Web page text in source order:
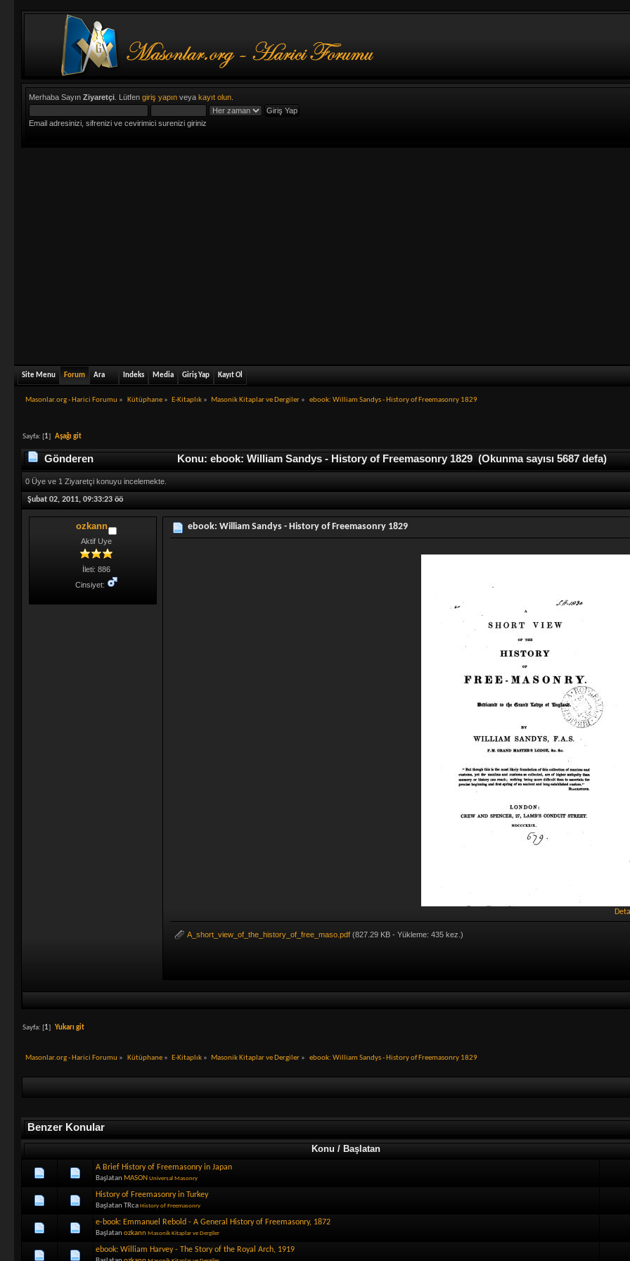
Merhaba SayınZiyaretçi . Lütfengiriş yapın veyakayıt olun
Email adresinizi, sifrenizi ve cevirimici surenizi giriniz
Site Menu Forum Ara Indeks Media Giriş Yap Kayıt Ol
Masonlar.org - Harici Forumu » Kütüphane» E-Kitaplık » Masonik Kitaplar ve Dergiler » ebook: William Sandys - History of Freemasonry 1829
Sayfa: [1]Aşağı git
Gönderen Konu: ebook: William Sandys - History of Freemasonry 1829 (Okunma sayısı 5687 defa)
0 Üye ve 1 Ziyaretçi konuyu incelemekte.
Şubat 02, 2011, 09:33:23 öö
ozkann
Aktif Uye
İleti: 886
Cinsiyet:
ebook: William Sandys - History of Freemasonry 1829
A_short_view_of_the_history_of_free_maso.pdf (827.29 KB - Yükleme: 435 kez.)
Sayfa: [1]Yukarı git
Masonlar.org - Harici Forumu » Kütüphane» E-Kitaplık » Masonik Kitaplar ve Dergiler » ebook: William Sandys - History of Freemasonry 1829
Benzer Konular
Konu / Başlatan
A Brief History of Freemasonry in Japan
Başlatan MASON Universal Masonry
History of Freemasonry in Turkey
Başlatan TRcaHistory of Freemasonry
e-book: Emmanuel Rebold - A General History of Freemasonry, 1872
Başlatanozkann Masonik Kitaplar ve Dergiler
ebook: William Harvey - The Story of the Royal Arch, 1919